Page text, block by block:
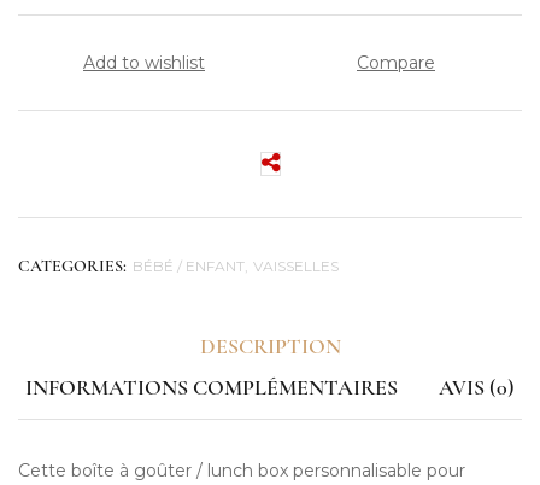
Add to wishlist Compare
CATEGORIES: BÉBÉ / ENFANT VAISSELLES
DESCRIPTION
INFORMATIONS COMPLÉMENTAIRES
AVIS (0)
Cette boîte à goûter / lunch box personnalisable pour